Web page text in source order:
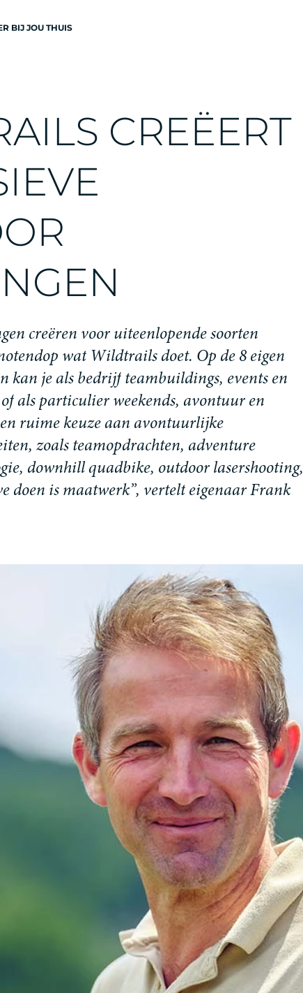
BIJ JOU THUIS
AILS CREËERT
IEVE
OR
NGEN
gen creëren voor uiteenlopende soorten
otendop wat Wildtrails doet. Op de 8 eigen
n kan je als bedrijf teambuildings, events en
of als particulier weekends, avontuur en
en ruime keuze aan avontuurlijke
iten, zoals teamopdrachten, adventure
gie, downhill quadbike, outdoor lasershooting,
e doen is maatwerk”, vertelt eigenaar Frank